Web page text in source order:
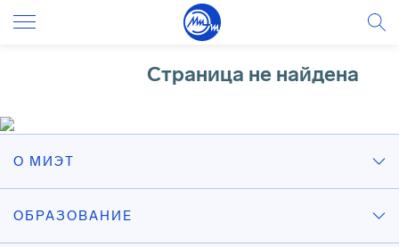
Cтраница не найдена
О МИЭТ
ОБРАЗОВАНИЕ